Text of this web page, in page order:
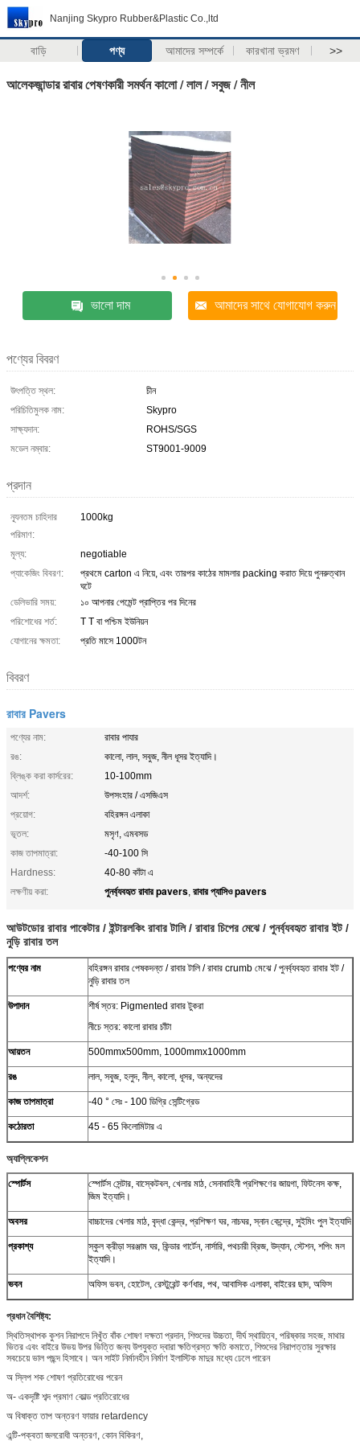
Nanjing Skypro Rubber&Plastic Co.,ltd
বাড়ি পণ্য আমাদের সম্পর্কে কারখানা ভ্রমণ >>
আলেকজান্ডার রাবার পেষণকারী সমর্থন কালো / লাল / সবুজ / নীল
ভালো দাম আমাদের সাথে যোগাযোগ করুন
পণ্যের বিবরণ
উৎপত্তি স্থল:
চীন
পরিচিতিমুলক নাম:
Skypro
সাক্ষ্যদান:
ROHS/SGS
মডেল নম্বার:
ST9001-9009
প্রদান
ন্যূনতম চাহিদার
পরিমাণ:
1000kg
মূল্য:
negotiable
প্যাকেজিং বিবরণ:
প্রথমে carton এ নিয়ে, এবং তারপর কাঠের মামলার packing করাত দিয়ে পুনরুত্থান
ঘটে
ডেলিভারি সময়:
১০ আপনার পেমেন্ট প্রাপ্তির পর দিনের
পরিশোধের শর্ত:
T T বা পশ্চিম ইউনিয়ন
যোগানের ক্ষমতা:
প্রতি মাসে 1000টন
বিবরণ
রাবার Pavers
পণ্যের নাম:
রাবার পাযার
রঙ:
কালো, লাল, সবুজ, নীল ধূসর ইত্যাদি।
ব্লিঙ্ক করা কার্সরের:
10-100mm
আদর্শ:
উপসংহার / এসজিএস
প্রয়োগ:
বহিরঙ্গন এলাকা
ভূতল:
মসৃণ, এমবসড
কাজ তাপমাত্রা:
-40-100 সি
Hardness:
40-80 কাঁটা এ
লক্ষণীয় করা:
পুনর্ব্যবহৃত রাবার pavers, রাবার প্যাসিও pavers
আউটডোর রাবার পাকেটার / ইন্টারলকিং রাবার টালি / রাবার চিপের মেঝে / পুনর্ব্যবহৃত রাবার ইট /
নুড়ি রাবার তল
পণ্যের নাম
বহিরঙ্গন রাবার পেষকদন্ত / রাবার টালি / রাবার crumb মেঝে / পুনর্ব্যবহৃত রাবার ইট /
নুড়ি রাবার তল
উপাদান
শীর্ষ স্তর: Pigmented রাবার টুকরা
নীচে স্তর: কালো রাবার চাঁটা
আয়তন 500mmx500mm, 1000mmx1000mm
রঙ লাল, সবুজ, হলুদ, নীল, কালো, ধূসর, অন্যদের
কাজ তাপমাত্রা -40 ° সেঃ - 100 ডিগ্রি সেন্টিগ্রেড
কঠোরতা 45 - 65 কিলোমিটার এ
অ্যাপ্লিকেশন
স্পোর্টস
স্পোর্টস সেন্টার, বাস্কেটবল, খেলার মাঠ, সেনাবাহিনী প্রশিক্ষণের জায়গা, ফিটনেস কক্ষ,
জিম ইত্যাদি।
অবসর বাচ্চাদের খেলার মাঠ, বৃদ্ধা কেন্দ্র, প্রশিক্ষণ ঘর, নাচঘর, স্নান কেন্দ্রে, সুইমিং পুল ইত্যাদি
প্রকাশ্য
স্কুল ক্রীড়া সরঞ্জাম ঘর, কিন্ডার গার্টেন, নার্সারি, পথচারী ব্রিজ, উদ্যান, স্টেশন, শপিং মল
ইত্যাদি।
ভবন অফিস ভবন, হোটেল, রেস্টুরেন্ট কর্ণধার, পথ, আবাসিক এলাকা, বাইরের ছাদ, অফিস
প্রধান বৈশিষ্ট্য:
স্থিতিস্থাপক কুশন নিরাপদে নিখুঁত বাঁক শোষণ দক্ষতা প্রদান, শিশুদের উচ্চতা, দীর্ঘ স্থায়িত্ব, পরিষ্কার সহজ, মাথার
ভিতর এবং বাইরে উভয় উপর ভিত্তি জন্য উপযুক্ত দ্বারা ক্ষতিগ্রস্ত ক্ষতি কমাতে, শিশুদের নিরাপত্তার সুরক্ষার
সবচেয়ে ভাল পছন্দ হিসাবে। অন ​​সাইট নির্মানহীন নির্মাণ ইলাস্টিক মাদুর মধ্যে ঢেলে পারেন
অ স্লিপ শক শোষণ প্রতিরোধের পরেন
অ- একদৃষ্টি শব্দ প্রমাণ কোল্ড প্রতিরোধের
অ বিষাক্ত তাপ অন্তরণ ফায়ার retardency
এন্টি-পক্বতা জলরোধী অন্তরণ, কোন বিকিরণ,